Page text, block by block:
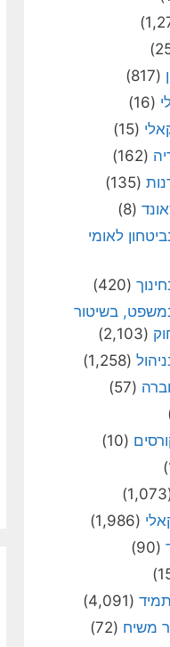
(817)
(16)
(15)
(162)
(135)
(8)
לאומי
(420)
בשיטור
(2,103)
(1,258)
(57)
(10)
(1,986)
(90)
תמיד (4,091)
משיח (72)